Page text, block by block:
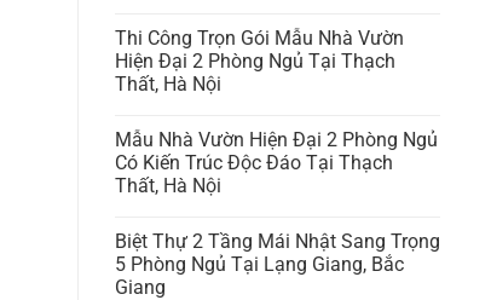
BY
ANTONKILL
Thi Công Trọn Gói Mẫu Nhà Vườn
Hiện Đại 2 Phòng Ngủ Tại Thạch
Thất, Hà Nội
Mẫu Nhà Vườn Hiện Đại 2 Phòng Ngủ
Có Kiến Trúc Độc Đáo Tại Thạch
Thất, Hà Nội
Biệt Thự 2 Tầng Mái Nhật Sang Trọng
5 Phòng Ngủ Tại Lạng Giang, Bắc
Giang